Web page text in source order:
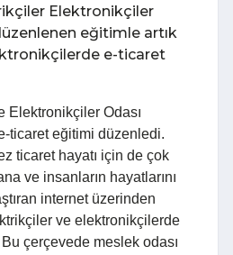
Elektronikçiler
eğitimle artık
e-ticaret
Elektronikçiler Odası
ticaret eğitimi düzenledi.
ticaret hayatı için de çok
ve insanların hayatlarını
internet üzerinden
ve elektronikçilerde
çerçevede meslek odası